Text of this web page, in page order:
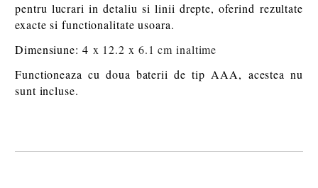
pentru lucrari in detaliu si linii drepte, oferind rezultate
exacte si functionalitate usoara.
Dimensiune: 4 x 12.2 x 6.1 cm inaltime
Functioneaza cu doua baterii de tip AAA, acestea nu
sunt incluse.